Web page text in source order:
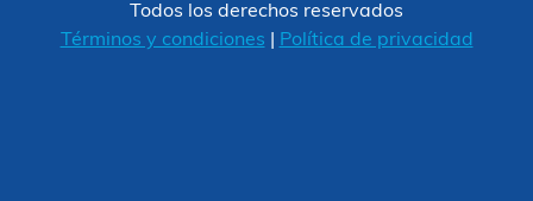
Todos los derechos reservados
Términos y condiciones
Política de privacidad